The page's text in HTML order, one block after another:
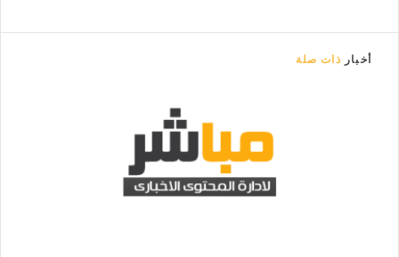
أخبار ذات صلة